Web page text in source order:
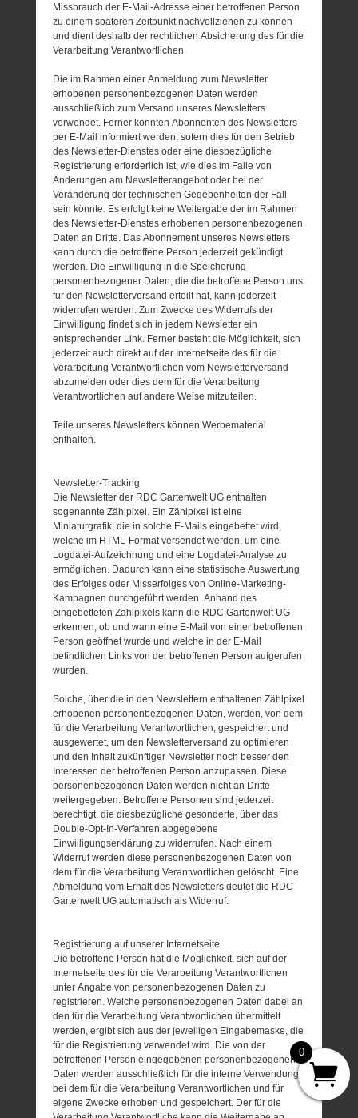
Missbrauch der E-Mail-Adresse einer betroffenen Person
zu einem späteren Zeitpunkt nachvollziehen zu können
und dient deshalb der rechtlichen Absicherung des für die
Verarbeitung Verantwortlichen.
Die im Rahmen einer Anmeldung zum Newsletter
erhobenen personenbezogenen Daten werden
ausschließlich zum Versand unseres Newsletters
verwendet. Ferner könnten Abonnenten des Newsletters
per E-Mail informiert werden, sofern dies für den Betrieb
des Newsletter-Dienstes oder eine diesbezügliche
Registrierung erforderlich ist, wie dies im Falle von
Änderungen am Newsletterangebot oder bei der
Veränderung der technischen Gegebenheiten der Fall
sein könnte. Es erfolgt keine Weitergabe der im Rahmen
des Newsletter-Dienstes erhobenen personenbezogenen
Daten an Dritte. Das Abonnement unseres Newsletters
kann durch die betroffene Person jederzeit gekündigt
werden. Die Einwilligung in die Speicherung
personenbezogener Daten, die die betroffene Person uns
für den Newsletterversand erteilt hat, kann jederzeit
widerrufen werden. Zum Zwecke des Widerrufs der
Einwilligung findet sich in jedem Newsletter ein
entsprechender Link. Ferner besteht die Möglichkeit, sich
jederzeit auch direkt auf der Internetseite des für die
Verarbeitung Verantwortlichen vom Newsletterversand
abzumelden oder dies dem für die Verarbeitung
Verantwortlichen auf andere Weise mitzuteilen.
Teile unseres Newsletters können Werbematerial
enthalten.
Newsletter-Tracking
Die Newsletter der RDC Gartenwelt UG enthalten
sogenannte Zählpixel. Ein Zählpixel ist eine
Miniaturgrafik, die in solche E-Mails eingebettet wird,
welche im HTML-Format versendet werden, um eine
Logdatei-Aufzeichnung und eine Logdatei-Analyse zu
ermöglichen. Dadurch kann eine statistische Auswertung
des Erfolges oder Misserfolges von Online-Marketing-
Kampagnen durchgeführt werden. Anhand des
eingebetteten Zählpixels kann die RDC Gartenwelt UG
erkennen, ob und wann eine E-Mail von einer betroffenen
Person geöffnet wurde und welche in der E-Mail
befindlichen Links von der betroffenen Person aufgerufen
wurden.
Solche, über die in den Newslettern enthaltenen Zählpixel
erhobenen personenbezogenen Daten, werden, von dem
für die Verarbeitung Verantwortlichen, gespeichert und
ausgewertet, um den Newsletterversand zu optimieren
und den Inhalt zukünftiger Newsletter noch besser den
Interessen der betroffenen Person anzupassen. Diese
personenbezogenen Daten werden nicht an Dritte
weitergegeben. Betroffene Personen sind jederzeit
berechtigt, die diesbezügliche gesonderte, über das
Double-Opt-In-Verfahren abgegebene
Einwilligungserklärung zu widerrufen. Nach einem
Widerruf werden diese personenbezogenen Daten von
dem für die Verarbeitung Verantwortlichen gelöscht. Eine
Abmeldung vom Erhalt des Newsletters deutet die RDC
Gartenwelt UG automatisch als Widerruf.
Registrierung auf unserer Internetseite
Die betroffene Person hat die Möglichkeit, sich auf der
Internetseite des für die Verarbeitung Verantwortlichen
unter Angabe von personenbezogenen Daten zu
registrieren. Welche personenbezogenen Daten dabei an
den für die Verarbeitung Verantwortlichen übermittelt
werden, ergibt sich aus der jeweiligen Eingabemaske, die
für die Registrierung verwendet wird. Die von der
betroffenen Person eingegebenen personenbezogenen
Daten werden ausschließlich für die interne Verwendung
bei dem für die Verarbeitung Verantwortlichen und für
eigene Zwecke erhoben und gespeichert. Der für die
0